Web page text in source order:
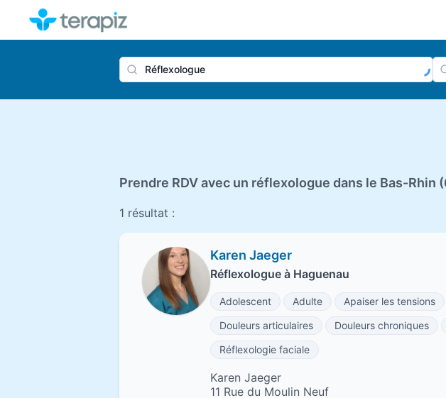
Nom du praticien, profession
Prendre RDV avec un réflexologue dans le Bas-Rhin
1 résultat :
Karen Jaeger
Réflexologue à Haguenau
Adolescent Adulte Apaiser les tensions
Douleurs articulaires
Douleurs chroniques
Réflexologie faciale
Karen Jaeger
11 Rue du Moulin Neuf